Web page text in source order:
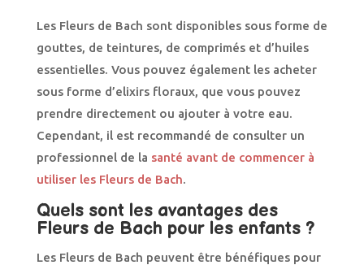
Les Fleurs de Bach sont disponibles sous forme de
gouttes, de teintures, de comprimés et d’huiles
essentielles. Vous pouvez également les acheter
sous forme d’elixirs floraux, que vous pouvez
prendre directement ou ajouter à votre eau.
Cependant, il est recommandé de consulter un
professionnel de la santé avant de commencer à
utiliser les Fleurs de Bach.
Quels sont les avantages des
Fleurs de Bach pour les enfants ?
Les Fleurs de Bach peuvent être bénéfiques pour